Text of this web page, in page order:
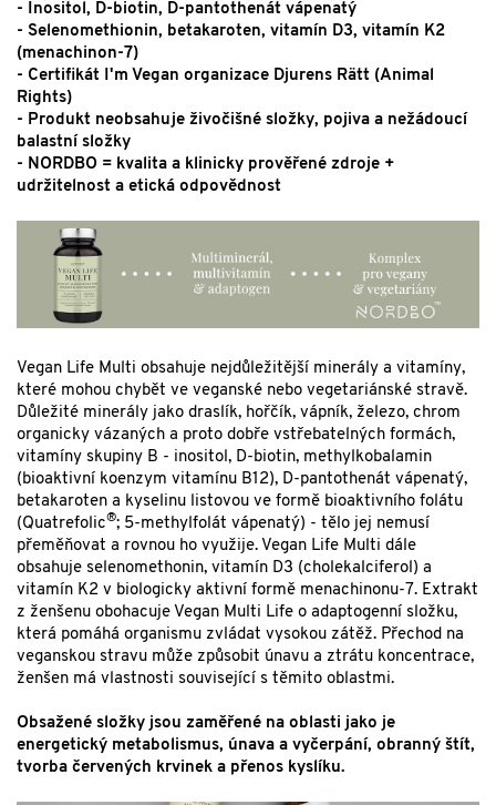
- Inositol, D-biotin, D-pantothenát vápenatý
- Selenomethionin, betakaroten, vitamín D3, vitamín K2
(menachinon-7)
- Certifikát I'm Vegan organizace Djurens Rätt (Animal
Rights)
- Produkt neobsahuje živočišné složky, pojiva a nežádoucí
balastní složky
- NORDBO = kvalita a klinicky prověřené zdroje +
udržitelnost a etická odpovědnost
Vegan Life Multi obsahuje nejdůležitější minerály a vitamíny,
které mohou chybět ve veganské nebo vegetariánské stravě.
Důležité minerály jako draslík, hořčík, vápník, železo, chrom
organicky vázaných a proto dobře vstřebatelných formách,
vitamíny skupiny B - inositol, D-biotin, methylkobalamin
(bioaktivní koenzym vitamínu B12), D-pantothenát vápenatý,
betakaroten a kyselinu listovou ve formě bioaktivního folátu
(Quatrefolic®; 5-methylfolát vápenatý) - tělo jej nemusí
přeměňovat a rovnou ho využije. Vegan Life Multi dále
obsahuje selenomethonin, vitamín D3 (cholekalciferol) a
vitamín K2 v biologicky aktivní formě menachinonu-7. Extrakt
z ženšenu obohacuje Vegan Multi Life o adaptogenní složku,
která pomáhá organismu zvládat vysokou zátěž. Přechod na
veganskou stravu může způsobit únavu a ztrátu koncentrace,
ženšen má vlastnosti související s těmito oblastmi.
Obsažené složky jsou zaměřené na oblasti jako je
energetický metabolismus, únava a vyčerpání, obranný štít,
tvorba červených krvinek a přenos kyslíku.